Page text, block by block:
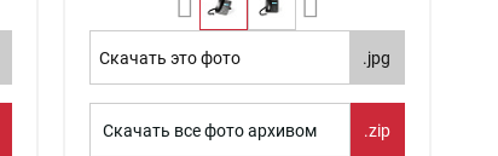
Скачать это фото .jpg
Скачать все фото архивом .zip